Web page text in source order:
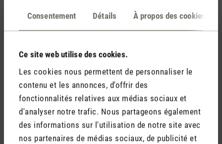
Consentement Détails À propos des cookies
Ce site web utilise des cookies.
Les cookies nous permettent de personnaliser le
contenu et les annonces, d'offrir des
fonctionnalités relatives aux médias sociaux et
d'analyser notre trafic. Nous partageons également
des informations sur l'utilisation de notre site avec
nos partenaires de médias sociaux, de publicité et
Aucun avis n'a été trouvé. Partagez vos idées avec
d'autres personnes.
Rédiger un avis